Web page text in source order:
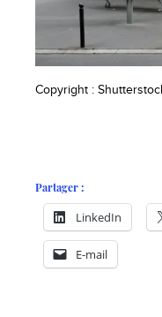
Copyright :
Partager :
LinkedIn
E-mail